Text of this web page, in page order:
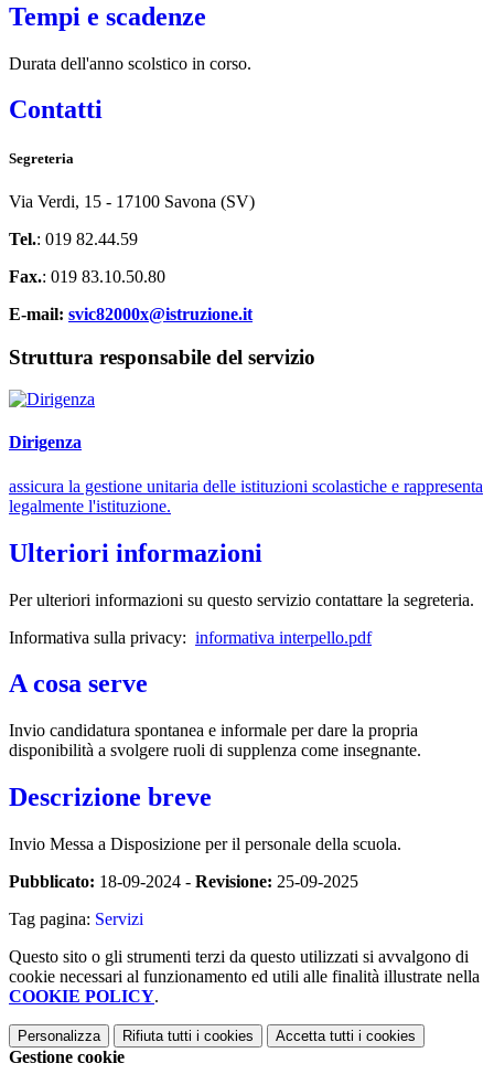
Tempi e scadenze
Durata dell'anno scolstico in corso.
Contatti
Segreteria
Via Verdi, 15 - 17100 Savona (SV)
Tel.: 019 82.44.59
Fax.: 019 83.10.50.80
E-mail: svic82000x@istruzione.it
Struttura responsabile del servizio
Dirigenza
assicura la gestione unitaria delle istituzioni scolastiche e rappresenta
legalmente l'istituzione.
Ulteriori informazioni
Per ulteriori informazioni su questo servizio contattare la segreteria.
Informativa sulla privacy: informativa interpello.pdf
A cosa serve
Invio candidatura spontanea e informale per dare la propria
disponibilità a svolgere ruoli di supplenza come insegnante.
Descrizione breve
Invio Messa a Disposizione per il personale della scuola.
Pubblicato: 18-09-2024 - Revisione: 25-09-2025
Tag pagina: Servizi
Questo sito o gli strumenti terzi da questo utilizzati si avvalgono di
cookie necessari al funzionamento ed utili alle finalità illustrate nella
COOKIE POLICY.
Personalizza Rifiuta tutti i cookies Accetta tutti i cookies
Gestione cookie